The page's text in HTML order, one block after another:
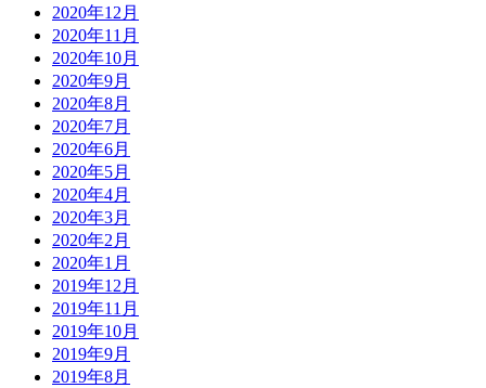
2020年12月
2020年11月
2020年10月
2020年9月
2020年8月
2020年7月
2020年6月
2020年5月
2020年4月
2020年3月
2020年2月
2020年1月
2019年12月
2019年11月
2019年10月
2019年9月
2019年8月